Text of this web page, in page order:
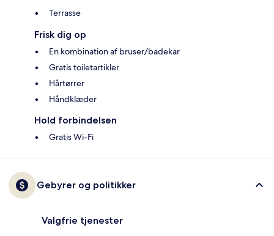
Terrasse
Frisk dig op
En kombination af bruser/badekar
Gratis toiletartikler
Hårtørrer
Håndklæder
Hold forbindelsen
Gratis Wi-Fi
Gebyrer og politikker
Valgfrie tjenester